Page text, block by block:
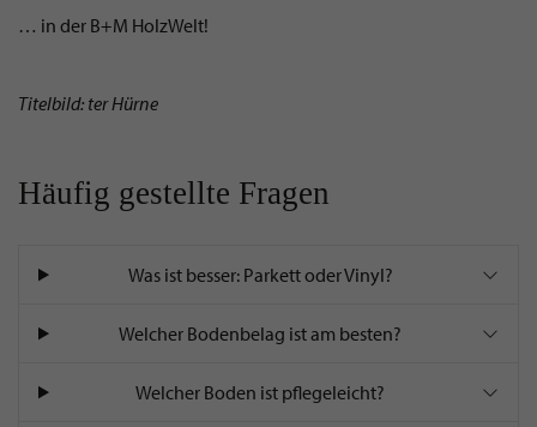
… in der B+M HolzWelt!
Titelbild: ter Hürne
Häufig gestellte Fragen
Was ist besser: Parkett oder Vinyl?
Welcher Bodenbelag ist am besten?
Welcher Boden ist pflegeleicht?